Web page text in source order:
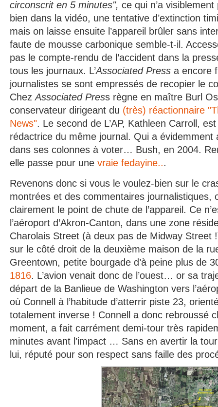
circonscrit en 5 minutes", ce qui n’a
bien dans la vidéo, une tentative d’extinction
mais on laisse ensuite l’appareil brûler sans
faute de mousse carbonique semble-t-il.
pas le compte-rendu de l’accident dans la
tous les journaux. L’Associated Press a encore
journalistes se sont empressés de recopier le
ChezAssociated Press règne en maître Burl
conservateur dirigeant du (très) réactionnaire
News". Le second de L’AP, Kathleen Carroll,
rédactrice du même journal. Qui a évidemment
dans ses colonnes à voter… Bush, en 2004.
elle passe pour une vraie fedayine...
Revenons donc si vous le voulez-bien sur le
montrées et des commentaires journalistiques,
clairement le point de chute de l’appareil. Ce
l’aéroport d’Akron-Canton, dans une zone
Charolais Street (à deux pas de Midway Street
sur le côté droit de la deuxième maison de la
Greentown, petite bourgade d’à peine plus de
1816. L’avion venait donc de l’ouest… or sa
départ de la Banlieue de Washington vers
où Connell à l’habitude d’atterrir piste 23,
totalement inverse ! Connell a donc rebroussé
moment, a fait carrément demi-tour très
minutes avant l’impact … Sans en avertir la
lui, réputé pour son respect sans faille des